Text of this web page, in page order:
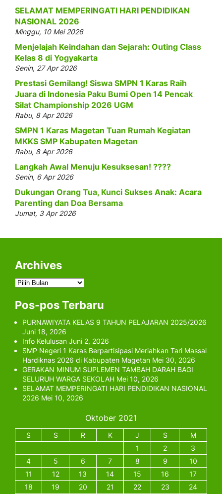
SELAMAT MEMPERINGATI HARI PENDIDIKAN
NASIONAL 2026
Minggu, 10 Mei 2026
Menjelajah Keindahan dan Sejarah: Outing Class
Kelas 8 di Yogyakarta
Senin, 27 Apr 2026
Prestasi Gemilang! Siswa SMPN 1 Karas Raih
Juara di Indonesia Paku Bumi Open 14 Pencak
Silat Championship 2026 UGM
Rabu, 8 Apr 2026
SMPN 1 Karas Magetan Tuan Rumah Kegiatan
MKKS SMP Kabupaten Magetan
Rabu, 8 Apr 2026
Langkah Awal Menuju Kesuksesan! ????
Senin, 6 Apr 2026
Dukungan Orang Tua, Kunci Sukses Anak: Acara
Parenting dan Doa Bersama
Jumat, 3 Apr 2026
Archives
Archives
Pos-pos Terbaru
PURNAWIYATA KELAS 9 TAHUN PELAJARAN 2025/2026
Juni 18, 2026
Info Kelulusan Juni 2, 2026
SMP Negeri 1 Karas Berpartisipasi Meriahkan Tari Massal
Hardiknas 2026 di Kabupaten Magetan Mei 30, 2026
GERAKAN MINUM SUPLEMEN TAMBAH DARAH BAGI
SELURUH WARGA SEKOLAH Mei 10, 2026
SELAMAT MEMPERINGATI HARI PENDIDIKAN NASIONAL
2026 Mei 10, 2026
Oktober 2021
S S R K J S
M
1
2
3
4
5 6 7 8 9
10
11
12 13 14 15 16
17
18
19 20 21 22 23 24